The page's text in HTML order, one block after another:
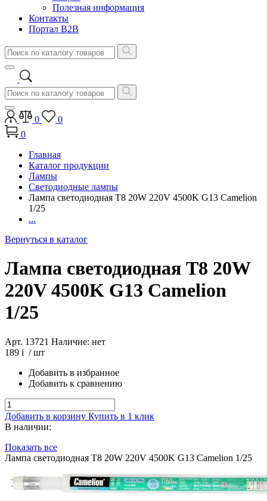
Полезная информация
Контакты
Портал B2B
0
0
0
Главная
Каталог продукции
Лампы
Светодиодные лампы
Лампа светодиодная T8 20W 220V 4500K G13 Camelion
1/25
...
Вернуться в каталог
Лампа светодиодная T8 20W
220V 4500K G13 Camelion
1/25
Арт. 13721 Наличие: нет
189 i / шт
Добавить в избранное
Добавить к сравнению
Добавить в корзину Купить в 1 клик
В наличии:
Показать все
Лампа светодиодная T8 20W 220V 4500K G13 Camelion 1/25